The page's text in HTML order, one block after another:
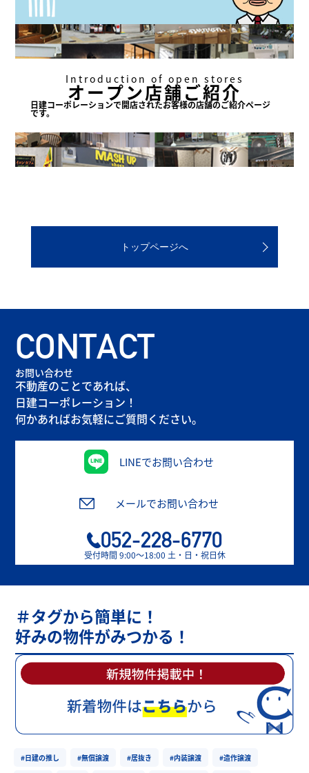
Introduction of open stores
オープン店舗ご紹介
日建コーポレーションで開店されたお客様の店舗のご紹介ページ
です。
トップページへ
CONTACT
お問い合わせ
不動産のことであれば、
日建コーポレーション！
何かあればお気軽にご質問ください。
LINEでお問い合わせ
メールでお問い合わせ
052-228-6770
受付時間 9:00〜18:00 土・日・祝日休
＃タグから簡単に！
好みの物件がみつかる！
#日建の推し #無償譲渡 #居抜き #内装譲渡 #造作譲渡